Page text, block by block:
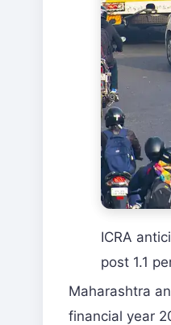
ICRA
post 1.1
Maharashtra
financial year